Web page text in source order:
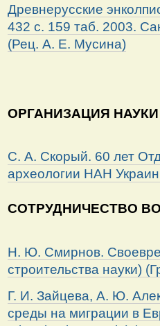
Древнерусские
432 с. 159 таб. 2003.
(Рец. А. Е. Мусина)
ОРГАНИЗАЦИЯ НАУКИ
С. А. Скорый. 60 лет
археологии НАН
СОТРУДНИЧЕСТВО
Н. Ю. Смирнов.
строительства науки)
Г. И. Зайцева, А. Ю.
среды на миграции в